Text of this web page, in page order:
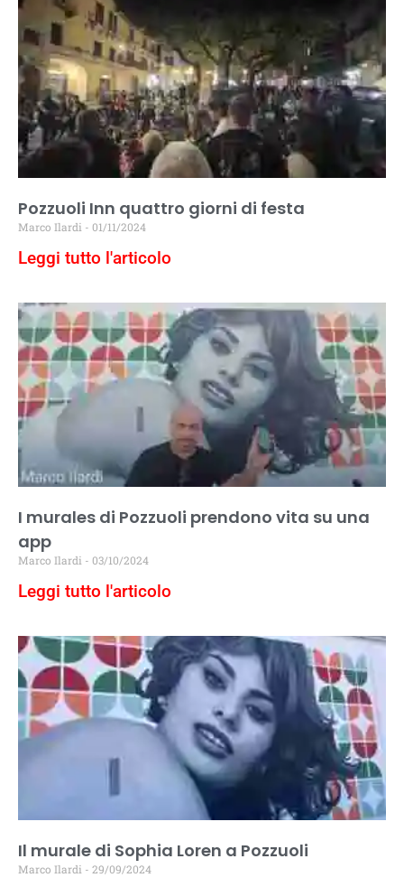
Pozzuoli Inn quattro giorni di festa
Marco Ilardi 01/11/2024
Leggi tutto l'articolo
I murales di Pozzuoli prendono vita su una
app
Marco Ilardi 03/10/2024
Leggi tutto l'articolo
Il murale di Sophia Loren a Pozzuoli
Marco Ilardi 29/09/2024